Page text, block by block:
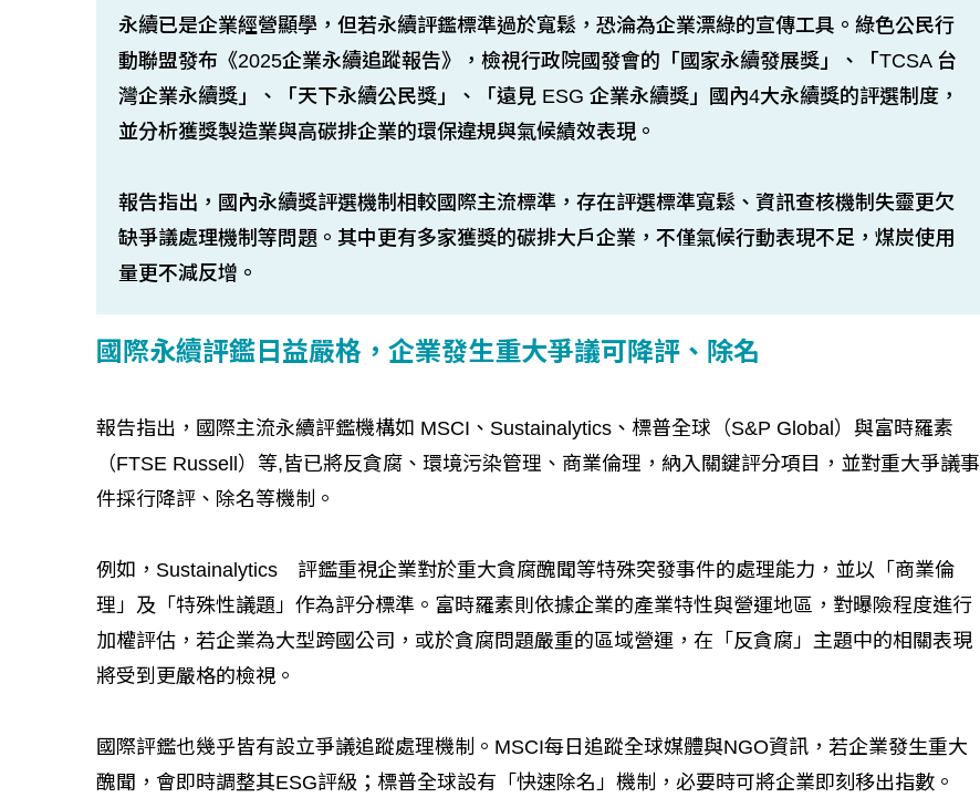
永續已是企業經營顯學，但若永續評鑑標準過於寬鬆，恐淪為企業漂綠的宣傳工具。綠色公民行
動聯盟發布《2025企業永續追蹤報告》，檢視行政院國發會的「國家永續發展獎」、「TCSA 台
灣企業永續獎」、「天下永續公民獎」、「遠見 ESG 企業永續獎」國內4大永續獎的評選制度，
並分析獲獎製造業與高碳排企業的環保違規與氣候績效表現。
報告指出，國內永續獎評選機制相較國際主流標準，存在評選標準寬鬆、資訊查核機制失靈更欠
缺爭議處理機制等問題。其中更有多家獲獎的碳排大戶企業，不僅氣候行動表現不足，煤炭使用
量更不減反增。
國際永續評鑑日益嚴格，企業發生重大爭議可降評、除名
報告指出，國際主流永續評鑑機構如 MSCI、Sustainalytics、標普全球（S&P Global）與富時羅素
（FTSE Russell）等,皆已將反貪腐、環境污染管理、商業倫理，納入關鍵評分項目，並對重大爭議事
件採行降評、除名等機制。
例如，Sustainalytics 評鑑重視企業對於重大貪腐醜聞等特殊突發事件的處理能力，並以「商業倫
理」及「特殊性議題」作為評分標準。富時羅素則依據企業的產業特性與營運地區，對曝險程度進行
加權評估，若企業為大型跨國公司，或於貪腐問題嚴重的區域營運，在「反貪腐」主題中的相關表現
將受到更嚴格的檢視。
國際評鑑也幾乎皆有設立爭議追蹤處理機制。MSCI每日追蹤全球媒體與NGO資訊，若企業發生重大
醜聞，會即時調整其ESG評級；標普全球設有「快速除名」機制，必要時可將企業即刻移出指數。